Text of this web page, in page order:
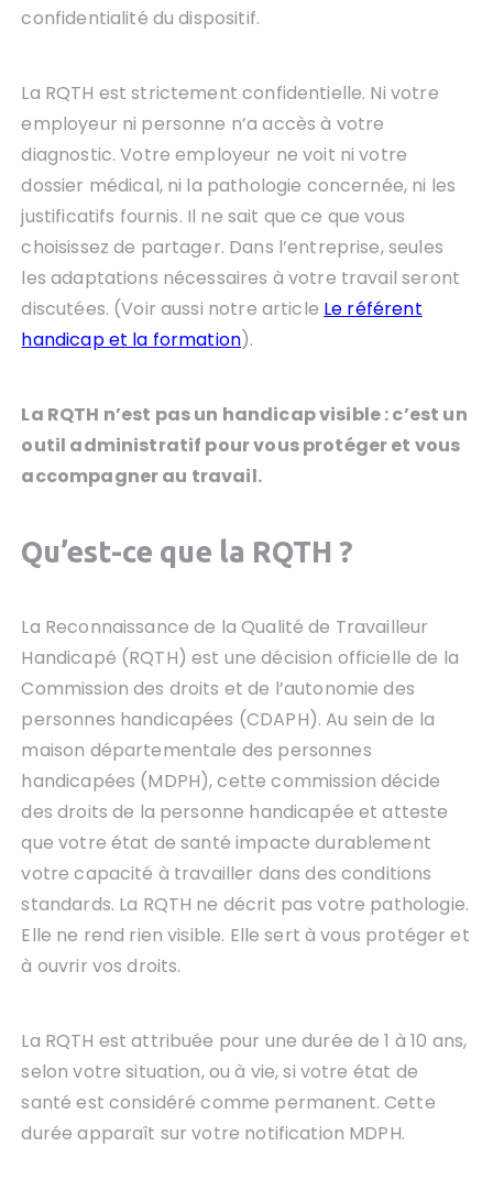
confidentialité du dispositif.
La RQTH est strictement confidentielle. Ni votre
employeur ni personne n’a accès à votre
diagnostic. Votre employeur ne voit ni votre
dossier médical, ni la pathologie concernée, ni les
justificatifs fournis. Il ne sait que ce que vous
choisissez de partager. Dans l’entreprise, seules
les adaptations nécessaires à votre travail seront
discutées. (Voir aussi notre article Le référent
handicap et la formation).
La RQTH n’est pas un handicap visible : c’est un
outil administratif pour vous protéger et vous
accompagner au travail.
Qu’est-ce que la RQTH ?
La Reconnaissance de la Qualité de Travailleur
Handicapé (RQTH) est une décision officielle de la
Commission des droits et de l’autonomie des
personnes handicapées (CDAPH). Au sein de la
maison départementale des personnes
handicapées (MDPH), cette commission décide
des droits de la personne handicapée et atteste
que votre état de santé impacte durablement
votre capacité à travailler dans des conditions
standards. La RQTH ne décrit pas votre pathologie.
Elle ne rend rien visible. Elle sert à vous protéger et
à ouvrir vos droits.
La RQTH est attribuée pour une durée de 1 à 10 ans,
selon votre situation, ou à vie, si votre état de
santé est considéré comme permanent. Cette
durée apparaît sur votre notification MDPH.